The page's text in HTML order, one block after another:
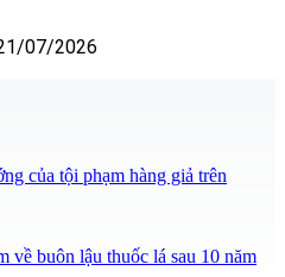
07/2026
của tội phạm hàng giả trên
về buôn lậu thuốc lá sau 10 năm